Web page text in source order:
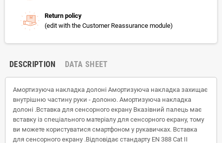
Return policy
(edit with the Customer Reassurance module)
DESCRIPTION DATA SHEET
Амортизуюча накладка долоні Амортизуюча накладка захищає
внутрішню частину руки - долоню. Амортизуюча накладка
долоні .Вставка для сенсорного екрану Вказівний палець має
вставку із спеціального матеріалу для сенсорного екрану, тому
ви можете користуватися смартфоном у рукавичках. Вставка
для сенсорного екрану .Відповідає стандарту EN 388 Cat II